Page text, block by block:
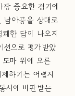
중요한 경기에
남아공을 상대로
한 답이 나오지
으로 평가받았
마 위에 오른
하기는 어렵지
시에 비판받는